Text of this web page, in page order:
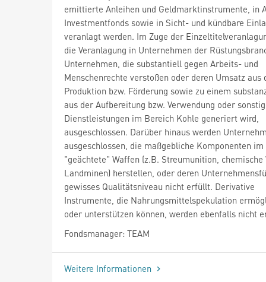
emittierte Anleihen und Geldmarktinstrumente, in
Investmentfonds sowie in Sicht- und kündbare
veranlagt werden. Im Zuge der
die Veranlagung in Unternehmen der
Unternehmen, die substantiell gegen Arbeits- und
Menschenrechte verstoßen oder deren Umsatz aus
Produktion bzw. Förderung sowie zu einem
aus der Aufbereitung bzw. Verwendung oder
Dienstleistungen im Bereich Kohle generiert wird,
ausgeschlossen. Darüber hinaus werden
ausgeschlossen, die maßgebliche Komponenten
"geächtete" Waffen (z.B. Streumunition, chemische
Landminen) herstellen, oder deren
gewisses Qualitätsniveau nicht erfüllt. Derivative
Instrumente, die Nahrungsmittelspekulation
oder unterstützen können, werden ebenfalls nicht
Fondsmanager: TEAM
Weitere Informationen